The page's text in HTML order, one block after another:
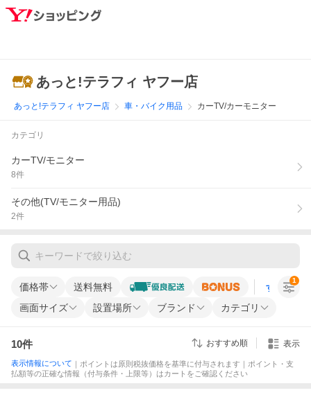
あっと!テラフィ ヤフー店
あっと!テラフィ ヤフー店 車・バイク用品 カーTV/カーモニター
カテゴリ
カーTV/モニター
8件
その他(TV/モニター用品)
2件
価格帯 送料無料 すべての条
画面サイズ 設置場所 ブランド カテゴリ
1
10件 おすすめ順 表示
表示情報について ｜ポイントは原則税抜価格を基準に付与されます｜ポイント・支
払額等の正確な情報（付与条件・上限等）はカートをご確認ください